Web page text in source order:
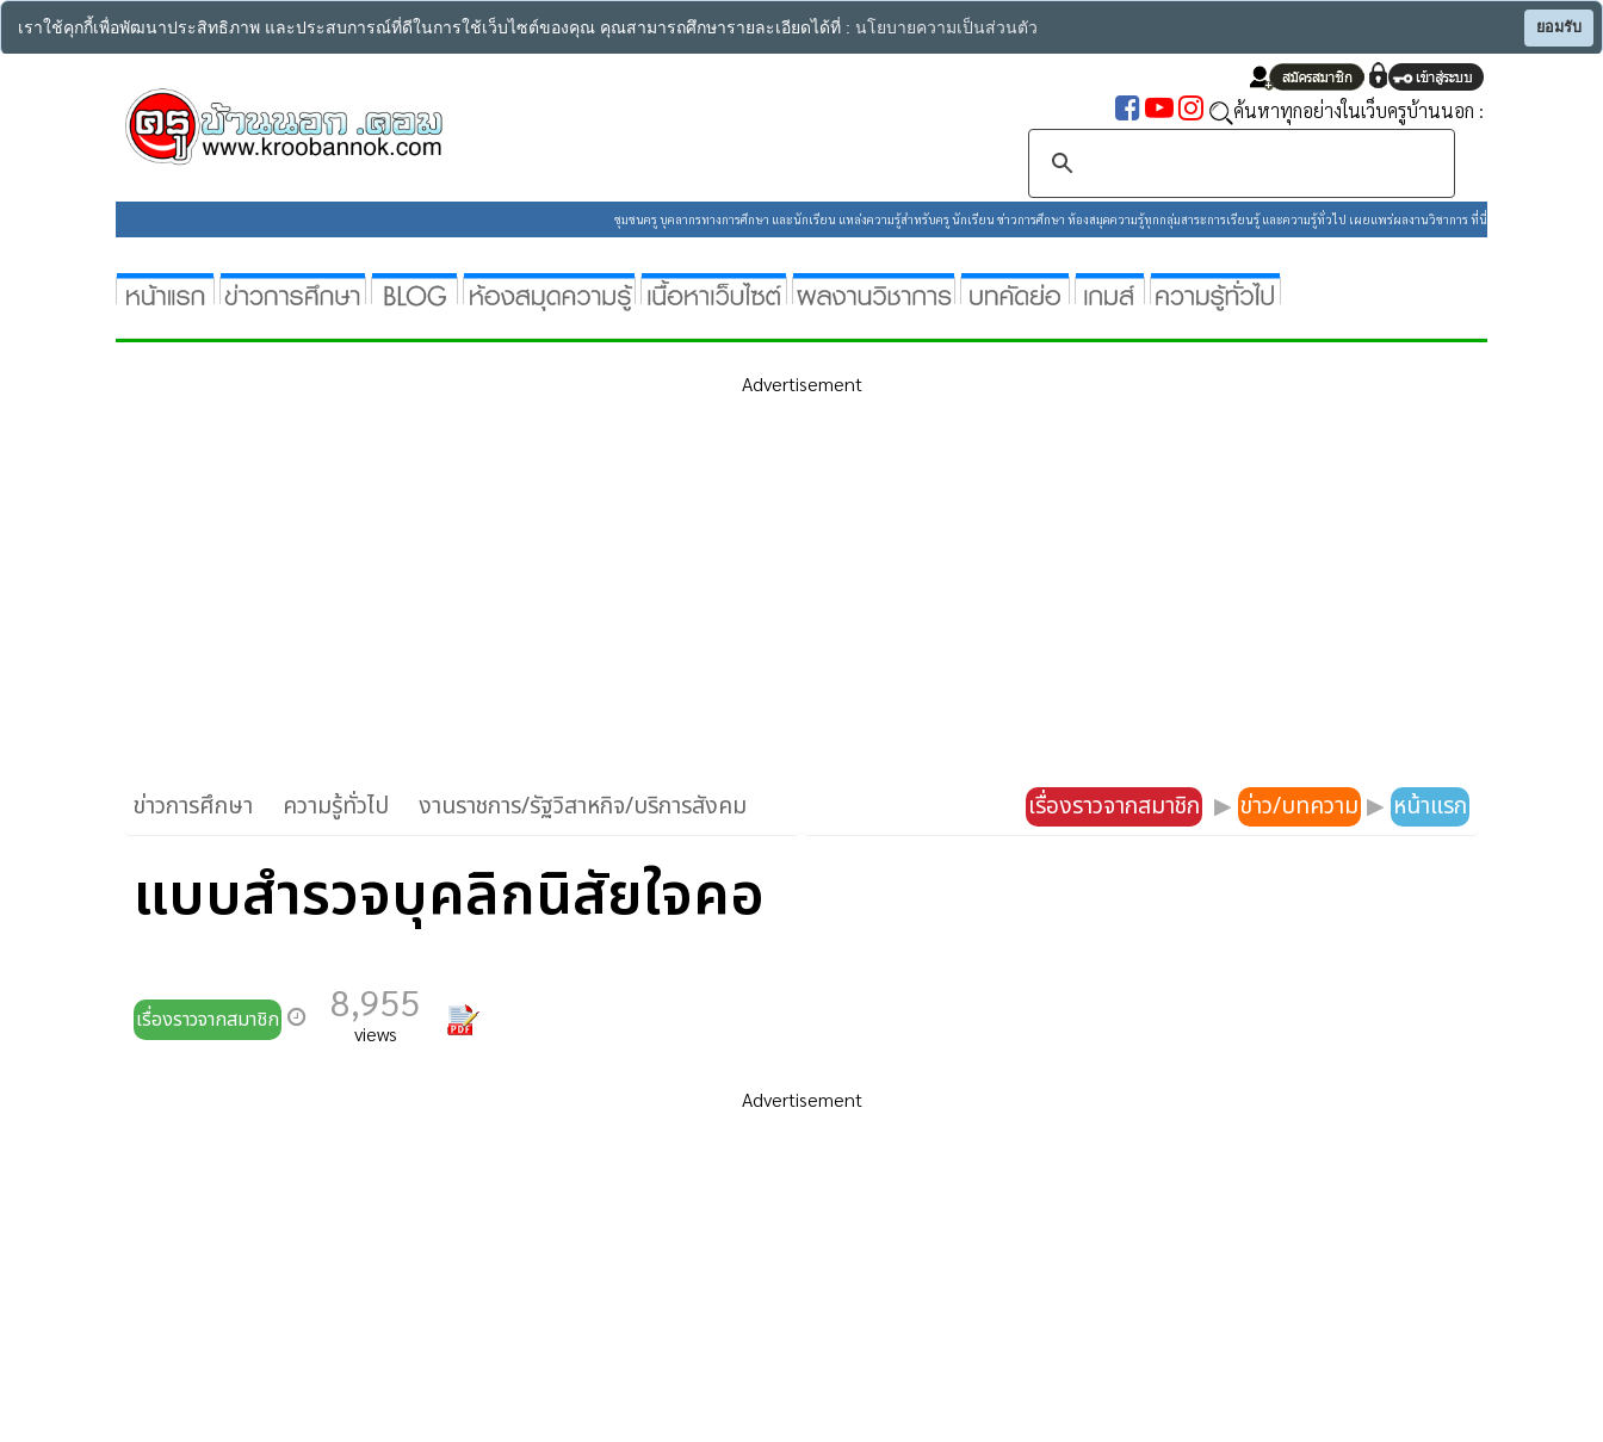
เราใช้คุกกี้เพื่อพัฒนาประสิทธิภาพ และประสบการณ์ที่ดีในการใช้เว็บไซต์ของคุณ คุณสามารถศึกษารายละเอียดได้ที่ : นโยบายความเป็นส่วนตัว ยอมรับ
ค้นหาทุกอย่างในเว็บครูบ้านนอก :
ชุมชนครู บุคลากรทางการศึกษา และนักเรียน แหล่งความรู้สำหรับครู นักเรียน ข่าวการศึกษา ห้องสมุดความรู้ทุกกลุ่มสาระการเรียนรู้ และความรู้ทั่วไป เผยแพร่ผลงานวิชาการ ที่นี่
Advertisement
ข่าวการศึกษา ความรู้ทั่วไป งานราชการ/รัฐวิสาหกิจ/บริการสังคม เรื่องราวจากสมาชิก ▶ ข่าว/บทความ ▶ หน้าแรก
แบบสำรวจบุคลิกนิสัยใจคอ
เรื่องราวจากสมาชิก 8,955
views
Advertisement